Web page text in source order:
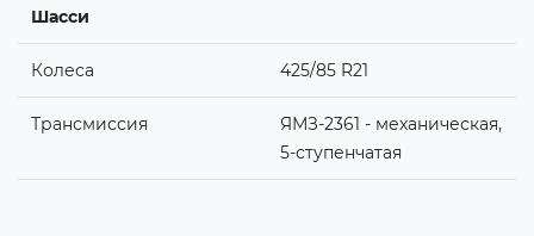
Шасси
Колеса 425/85 R21
Трансмиссия
ЯМЗ-2361 - механическая,
5-ступенчатая